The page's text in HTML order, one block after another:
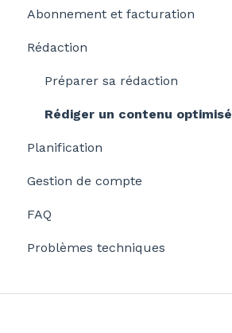
Abonnement et facturation
Modifier son abonnement
Rédaction
Préparer sa rédaction
Rédiger un contenu optimisé
Planification
Gestion de compte
FAQ
Problèmes techniques